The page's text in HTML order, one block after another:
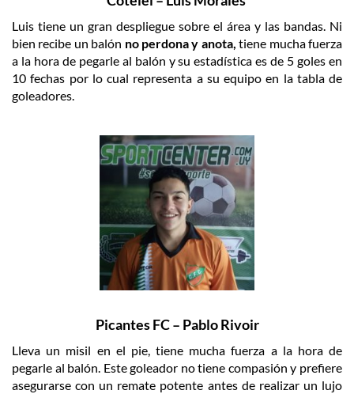
Luis tiene un gran despliegue sobre el área y las bandas. Ni
bien recibe un balón no perdona y anota, tiene mucha fuerza
a la hora de pegarle al balón y su estadística es de 5 goles en
10 fechas por lo cual representa a su equipo en la tabla de
goleadores.
Picantes FC – Pablo Rivoir
Lleva un misil en el pie, tiene mucha fuerza a la hora de
pegarle al balón. Este goleador no tiene compasión y prefiere
asegurarse con un remate potente antes de realizar un lujo